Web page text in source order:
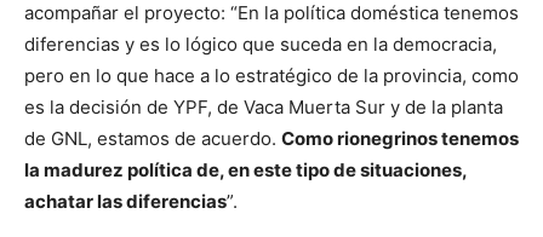
acompañar el proyecto: “En la política doméstica tenemos
diferencias y es lo lógico que suceda en la democracia,
pero en lo que hace a lo estratégico de la provincia, como
es la decisión de YPF, de Vaca Muerta Sur y de la planta
de GNL, estamos de acuerdo. Como rionegrinos tenemos
la madurez política de, en este tipo de situaciones,
achatar las diferencias”.